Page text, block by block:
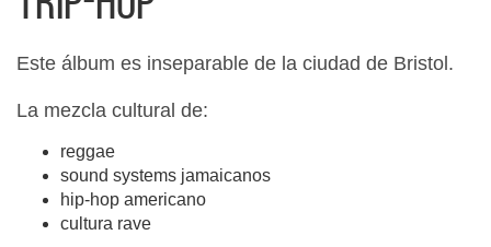
Este álbum es inseparable de la ciudad de Bristol.
La mezcla cultural de:
reggae
sound systems jamaicanos
hip-hop americano
cultura rave